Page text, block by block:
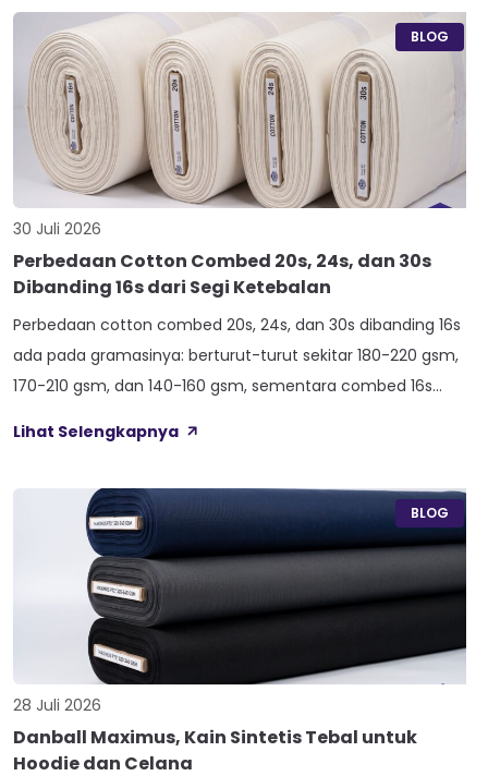
Nama Atlas boleh jadi belum […]
BLOG
30 Juli 2026
Perbedaan Cotton Combed 20s, 24s, dan 30s
Dibanding 16s dari Segi Ketebalan
Perbedaan cotton combed 20s, 24s, dan 30s dibanding 16s
ada pada gramasinya: berturut-turut sekitar 180-220 gsm,
170-210 gsm, dan 140-160 gsm, sementara combed 16s
satu kaos terasa berat dan kokoh, sedangkan kaos lain
konveksi baru tertukar […]
Lihat Selengkapnya
BLOG
28 Juli 2026
Danball Maximus, Kain Sintetis Tebal untuk
Hoodie dan Celana